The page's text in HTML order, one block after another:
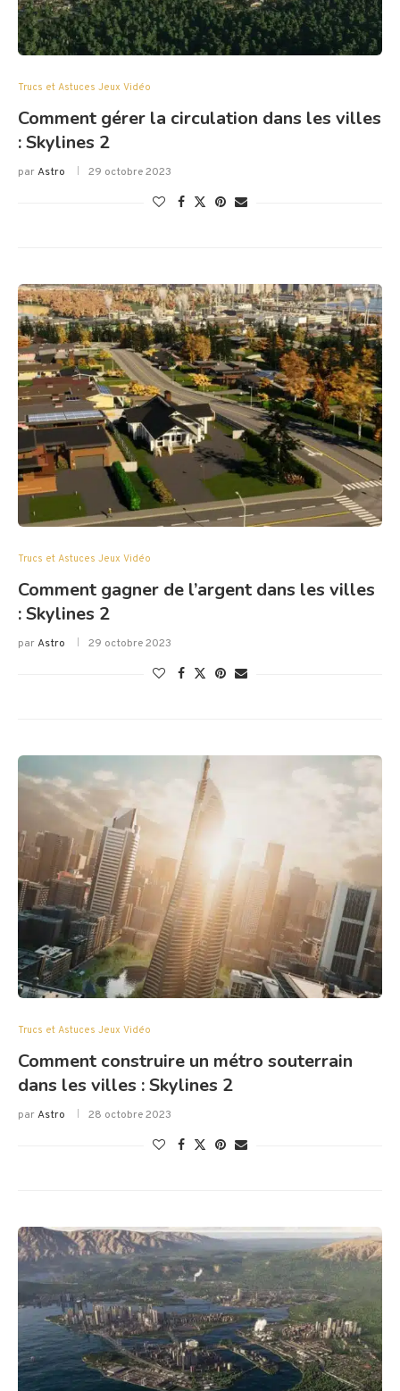
Trucs et Astuces Jeux Vidéo
Comment gérer la circulation dans les villes
: Skylines 2
parAstro 29 octobre 2023
Trucs et Astuces Jeux Vidéo
Comment gagner de l’argent dans les villes
: Skylines 2
parAstro 29 octobre 2023
Trucs et Astuces Jeux Vidéo
Comment construire un métro souterrain
dans les villes : Skylines 2
parAstro 28 octobre 2023